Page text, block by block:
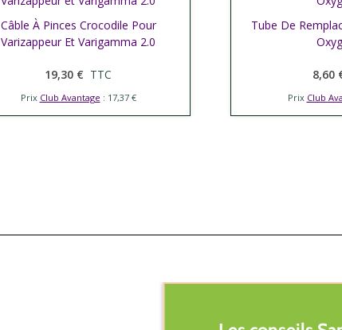
Afficher plus
Câble À Pinces Crocodile Pour
Varizappeur Et Varigamma 2.0
19,30 € TTC
Prix Club Avantage : 17,37 €
Afficher plus
Tube De
8,60
Prix Club